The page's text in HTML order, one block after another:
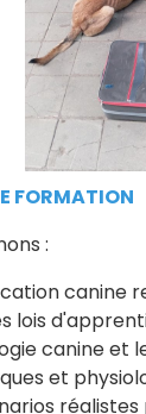
FORMATION
:
canine
lois
canine et
et